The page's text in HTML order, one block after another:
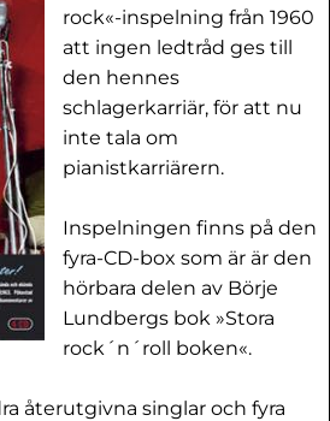
rock«-inspelning från 1960
att ingen ledtråd ges till
den hennes
schlagerkarriär, för att nu
inte tala om
pianistkarriärern.
Inspelningen finns på den
fyra-CD-box som är är den
hörbara delen av Börje
Lundbergs bok »Stora
rock´n´roll boken«.
återutgivna singlar och fyra